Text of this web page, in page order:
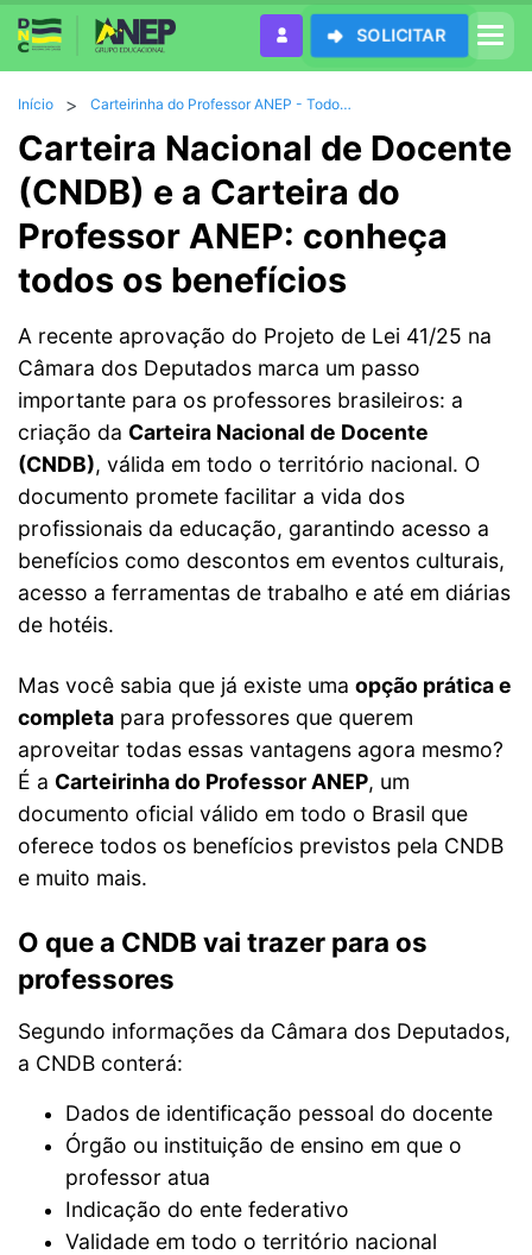
SOLICITAR
Início > Carteirinha do Professor ANEP - Todos os Benefícios da CNDB/CND + App Exclusivo
Carteira Nacional de Docente
(CNDB) e a Carteira do
Professor ANEP: conheça
todos os benefícios
A recente aprovação do Projeto de Lei 41/25 na
Câmara dos Deputados marca um passo
importante para os professores brasileiros: a
criação da Carteira Nacional de Docente
(CNDB), válida em todo o território nacional. O
documento promete facilitar a vida dos
profissionais da educação, garantindo acesso a
benefícios como descontos em eventos culturais,
acesso a ferramentas de trabalho e até em diárias
de hotéis.
Mas você sabia que já existe uma opção prática e
completa para professores que querem
aproveitar todas essas vantagens agora mesmo?
É a Carteirinha do Professor ANEP, um
documento oficial válido em todo o Brasil que
oferece todos os benefícios previstos pela CNDB
e muito mais.
O que a CNDB vai trazer para os
professores
Segundo informações da Câmara dos Deputados,
a CNDB conterá:
Dados de identificação pessoal do docente
Órgão ou instituição de ensino em que o
professor atua
Indicação do ente federativo
Validade em todo o território nacional